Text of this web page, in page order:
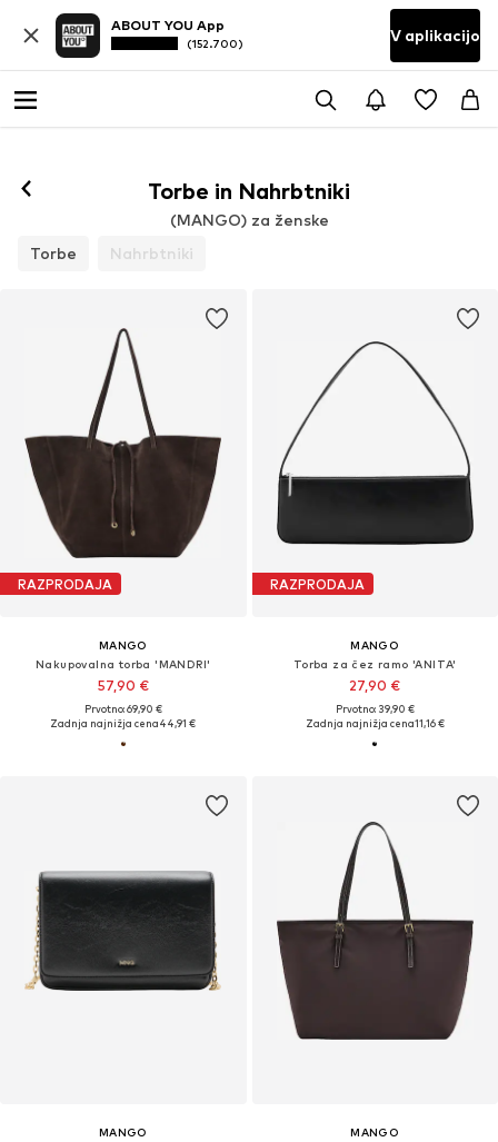
ABOUT YOU App
(152.700) V aplikacijo
Torbe in Nahrbtniki
(MANGO) za ženske
Torbe
Nahrbtniki
RAZPRODAJA
MANGO
Nakupovalna torba 'MANDRI'
57,90 €
Prvotno: 69,90 €
Zadnja najnižja cena44,91 €
RAZPRODAJA
MANGO
Torba za čez ramo 'ANITA'
27,90 €
Prvotno: 39,90 €
Zadnja najnižja cena11,16 €
MANGO
MANGO